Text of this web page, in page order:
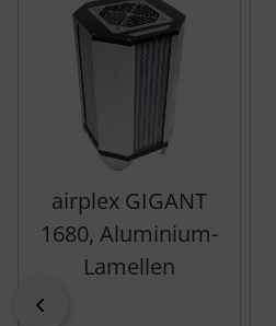
airplex GIGANT
1680, Aluminium-
Lamellen